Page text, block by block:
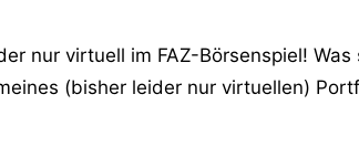
nur virtuell im FAZ-Börsenspiel!
(bisher leider nur virtuellen)